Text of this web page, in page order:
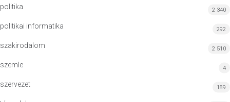
politika 2 340
politikai informatika 292
szakirodalom 2 510
szemle 4
szervezet 189